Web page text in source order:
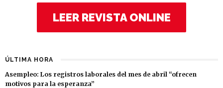
LEER REVISTA ONLINE
ÚLTIMA HORA
Asempleo: Los registros laborales del mes de abril “ofrecen
motivos para la esperanza”